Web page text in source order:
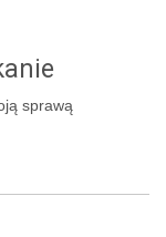
sprawą